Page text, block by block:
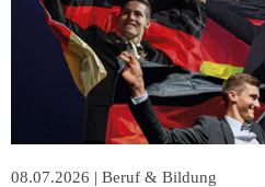
08.07.2026 | Beruf & Bildung